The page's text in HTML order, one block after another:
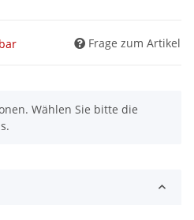
Frage zum Artikel
Wählen Sie bitte die